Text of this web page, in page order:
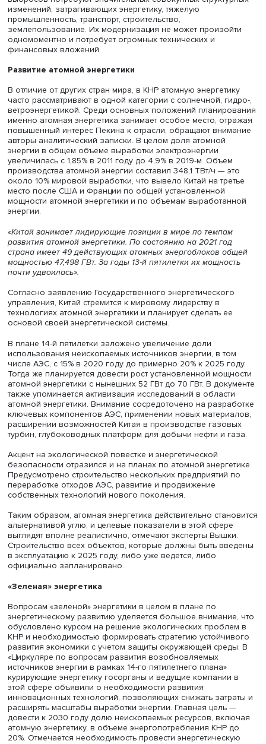
Пекин, КНР, © iStock
Китай, который все еще относится к развивающимся, а
развитым странам, отказался от искусственного
объемов потребляемой энергии, чтобы не снижать
выбросов потребуют значительных совокупных
изменений, затрагивающих энергетику, тяжелую
промышленность, транспорт, строительство,
землепользование. Их модернизация не может
финансовых вложений.
Развитие атомной энергетики
В отличие от других стран мира, в КНР атомную
часто рассматривают в одной категории с солнечной,
ветроэнергетикой. Среди основных положений
именно атомная энергетика занимает особое место,
повышенный интерес Пекина к отрасли, обращают
авторы аналитический записки. В целом доля атомной
энергии в общем объеме выработки электроэнергии
увеличилась с 1,85% в 2011 году до 4,9% в 2019-м.
производства атомной энергии составил 348,1 ТВт/ч —
место после США и Франции по общей установленной
мощности атомной энергетики и по объемам
энергии.
развития атомной энергетики. По состоянию на 2021
страна имеет 49 действующих атомных энергоблоков
мощностью 47,498 ГВт. За годы 13-й пятилетки их
почти удвоилась».
управления, Китай стремится к мировому лидерству в
основой своей энергетической системы.
В плане 14-й пятилетки заложено увеличение доли
использования неископаемых источников энергии, в
числе АЭС, с 15% в 2020 году до примерно 20% к 2025
Тогда же планируется довести рост установленной
атомной энергетики с нынешних 52 ГВт до 70 ГВт. В
также упоминается активизация исследований в
атомной энергетики. Внимание сосредоточено на
ключевых компонентов АЭС, применении новых
расширении возможностей Китая в производстве
турбин, глубоководных платформ для добычи нефти и